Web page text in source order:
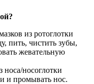
из ротоглотки
пить, чистить зубы,
жевательную
носа/носоглотки
и промывать нос.